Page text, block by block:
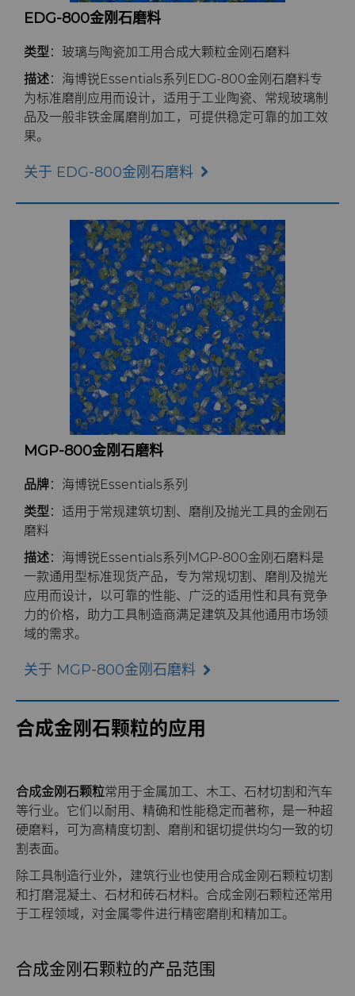
EDG-800金刚石磨料
类型 ：玻璃与陶瓷加工用合成大颗粒金刚石磨料
描述：海博锐Essentials系列EDG-800金刚石磨料专
为标准磨削应用而设计，适用于工业陶瓷、常规玻璃制
品及一般非铁金属磨削加工，可提供稳定可靠的加工效
果。
关于 EDG-800金刚石磨料
MGP-800金刚石磨料
品牌：海博锐Essentials系列
类型：适用于常规建筑切割、磨削及抛光工具的金刚石
磨料
描述：海博锐Essentials系列MGP-800金刚石磨料是
一款通用型标准现货产品，专为常规切割、磨削及抛光
应用而设计，以可靠的性能、广泛的适用性和具有竞争
力的价格，助力工具制造商满足建筑及其他通用市场领
域的需求。
关于 MGP-800金刚石磨料
合成金刚石颗粒的应用
合成金刚石颗粒常用于金属加工、木工、石材切割和汽车
等行业。它们以耐用、精确和性能稳定而著称，是一种超
硬磨料，可为高精度切割、磨削和锯切提供均匀一致的切
割表面。
除工具制造行业外，建筑行业也使用合成金刚石颗粒切割
和打磨混凝土、石材和砖石材料。合成金刚石颗粒还常用
于工程领域，对金属零件进行精密磨削和精加工。
合成金刚石颗粒的产品范围